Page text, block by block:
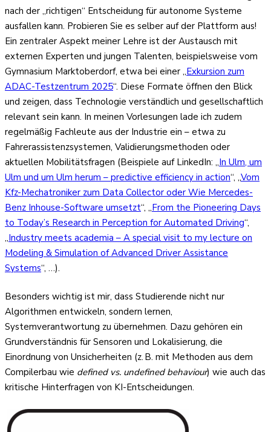
nach der „richtigen“ Entscheidung für autonome Systeme
ausfallen kann. Probieren Sie es selber auf der Plattform aus!
Ein zentraler Aspekt meiner Lehre ist der Austausch mit
externen Experten und jungen Talenten, beispielsweise vom
Gymnasium Marktoberdorf, etwa bei einer „Exkursion zum
ADAC-Testzentrum 2025“. Diese Formate öffnen den Blick
und zeigen, dass Technologie verständlich und gesellschaftlich
relevant sein kann. In meinen Vorlesungen lade ich zudem
regelmäßig Fachleute aus der Industrie ein – etwa zu
Fahrerassistenzsystemen, Validierungsmethoden oder
aktuellen Mobilitätsfragen (Beispiele auf LinkedIn: „In Ulm, um
Ulm und um Ulm herum – predictive efficiency in action“, „Vom
Kfz-Mechatroniker zum Data Collector oder Wie Mercedes-
Benz Inhouse-Software umsetzt“, „From the Pioneering Days
to Today’s Research in Perception for Automated Driving“,
„Industry meets academia – A special visit to my lecture on
Modeling & Simulation of Advanced Driver Assistance
Systems“, …).
Besonders wichtig ist mir, dass Studierende nicht nur
Algorithmen entwickeln, sondern lernen,
Systemverantwortung zu übernehmen. Dazu gehören ein
Grundverständnis für Sensoren und Lokalisierung, die
Einordnung von Unsicherheiten (z. B. mit Methoden aus dem
Compilerbau wie defined vs. undefined behaviour) wie auch das
kritische Hinterfragen von KI-Entscheidungen.